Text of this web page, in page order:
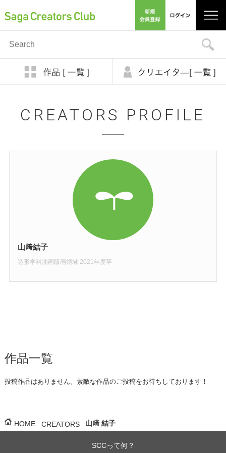
CREATORS PROFILE
山﨑結子
造形学科油画版画領域 2021年度卒
作品一覧
投稿作品はありません。素敵な作品のご投稿をお待ちしております！
HOME CREATORS 山﨑 結子
SCCって何？